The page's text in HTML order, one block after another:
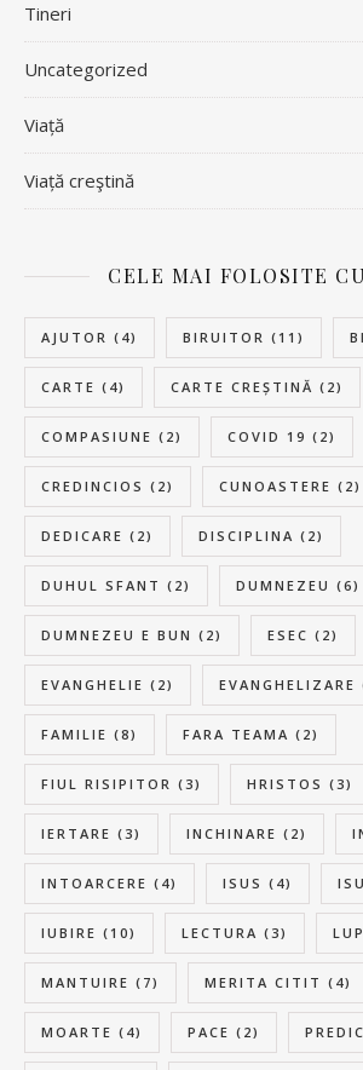
Tineri
Uncategorized
Viață
Viață creştină
CELE MAI FOLOSITE
AJUTOR (4) BIRUITOR (11)
CARTE (4) CARTE CREȘTINĂ (2)
COMPASIUNE (2) COVID 19 (2)
CREDINCIOS (2) CUNOASTERE (2)
DEDICARE (2) DISCIPLINA (2)
DUHUL SFANT (2) DUMNEZEU (6)
DUMNEZEU E BUN (2) ESEC (2)
EVANGHELIE (2) EVANGHELIZARE
FAMILIE (8) FARA TEAMA (2)
FIUL RISIPITOR (3) HRISTOS (3)
IERTARE (3) INCHINARE (2)
INTOARCERE (4) ISUS (4)
IUBIRE (10) LECTURA (3)
MANTUIRE (7) MERITA CITIT (4)
MOARTE (4) PACE (2)